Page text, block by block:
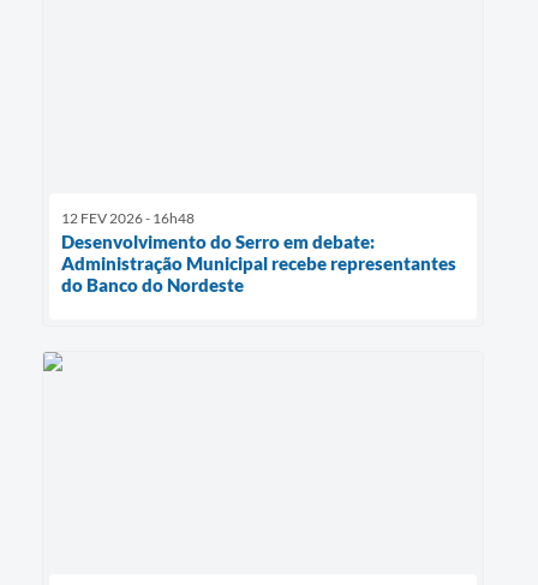
12 FEV 2026 - 16h48
Desenvolvimento do Serro em debate:
Administração Municipal recebe representantes
do Banco do Nordeste